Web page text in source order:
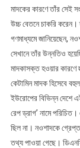
মাদকের কারণে তাঁর সেই
উচ্চ বেতনে চাকরি করেন।
গণমাধ্যমে জানিয়েছেন,
সেখানে তাঁর উন্নতিও
মাদকাসক্ত হওয়ার কারণে
কেটামিন মাদক হিসেবে
ইউরোপের বিভিন্ন দেশে
রেপ ড্রাগ’ নামে
ছিল না। নওশাদকে
তথ্য পাওয়া গেছে।